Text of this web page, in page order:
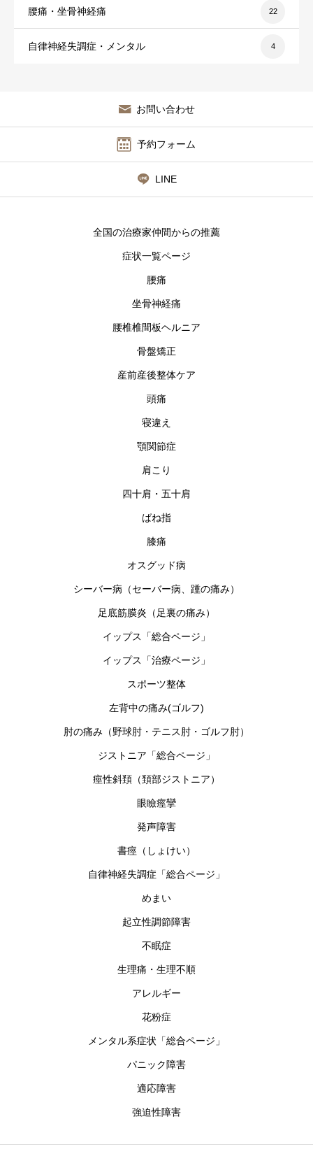
腰痛・坐骨神経痛 22
自律神経失調症・メンタル 4
お問い合わせ
予約フォーム
LINE
全国の治療家仲間からの推薦
症状一覧ページ
腰痛
坐骨神経痛
腰椎椎間板ヘルニア
骨盤矯正
産前産後整体ケア
頭痛
寝違え
顎関節症
肩こり
四十肩・五十肩
ばね指
膝痛
オスグッド病
シーバー病（セーバー病、踵の痛み）
足底筋膜炎（足裏の痛み）
イップス「総合ページ」
イップス「治療ページ」
スポーツ整体
左背中の痛み(ゴルフ)
肘の痛み（野球肘・テニス肘・ゴルフ肘）
ジストニア「総合ページ」
痙性斜頚（頚部ジストニア）
眼瞼痙攣
発声障害
書痙（しょけい）
自律神経失調症「総合ページ」
めまい
起立性調節障害
不眠症
生理痛・生理不順
アレルギー
花粉症
メンタル系症状「総合ページ」
パニック障害
適応障害
強迫性障害